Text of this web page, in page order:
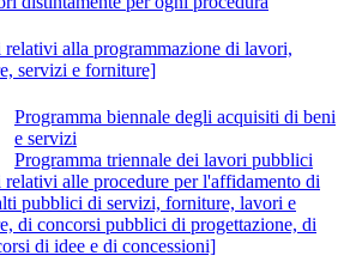
alla programmazione di lavori,
servizi e forniture]
Programma biennale degli acquisiti di beni
e servizi
Programma triennale dei lavori pubblici
alle procedure per l'affidamento di
pubblici di servizi, forniture, lavori e
di concorsi pubblici di progettazione, di
di idee e di concessioni]